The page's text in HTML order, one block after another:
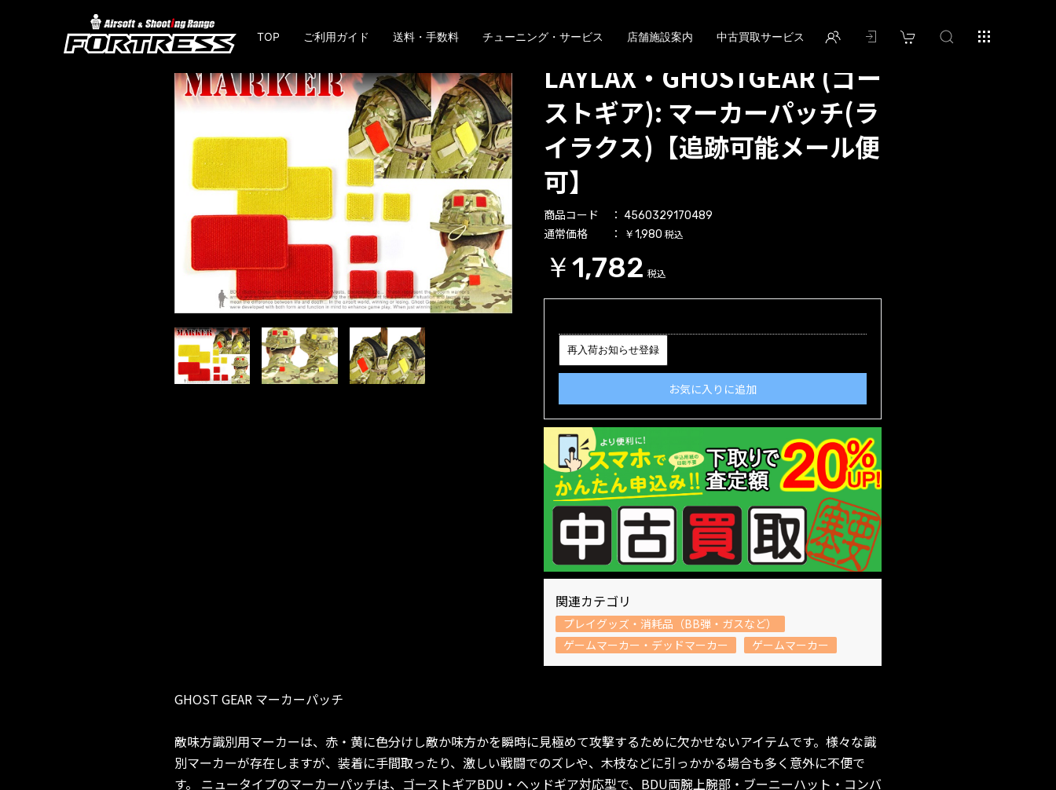
TOP ご利用ガイド 送料・手数料 チューニング・サービス 店舗施設案内 中古買取サービス
LAYLAX・GHOSTGEAR (ゴー
ストギア): マーカーパッチ(ラ
イラクス)【追跡可能メール便
可】
商品コード 4560329170489
通常価格 ￥1,980 税込
￥1,782 税込
再入荷お知らせ登録
お気に入りに追加
関連カテゴリ
プレイグッズ・消耗品（BB弾・ガスなど）
ゲームマーカー・デッドマーカー
ゲームマーカー
GHOST GEAR マーカーパッチ
敵味方識別用マーカーは、赤・黄に色分けし敵か味方かを瞬時に見極めて攻撃するために欠かせないアイテムです。様々な識
別マーカーが存在しますが、装着に手間取ったり、激しい戦闘でのズレや、木枝などに引っかかる場合も多く意外に不便で
す。 ニュータイプのマーカーパッチは、ゴーストギアBDU・ヘッドギア対応型で、BDU両腕上腕部・ブーニーハット・コンバ